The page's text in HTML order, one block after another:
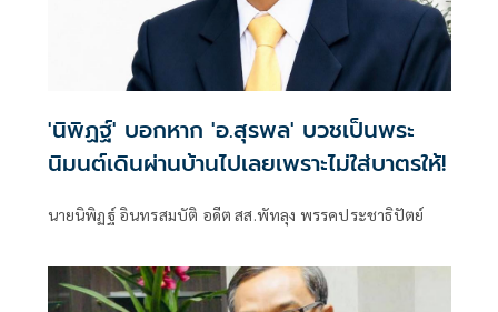
'นิพิฏฐ์' บอกหาก 'อ.สุรพล' บวชเป็นพระ
นิมนต์เดินผ่านบ้านไปเลยเพราะไม่ใส่บาตรให้!
นายนิพิฏฐ์ อินทรสมบัติ อดีต สส.พัทลุง พรรคประชาธิปัตย์